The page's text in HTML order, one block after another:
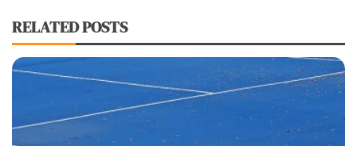
RELATED POSTS